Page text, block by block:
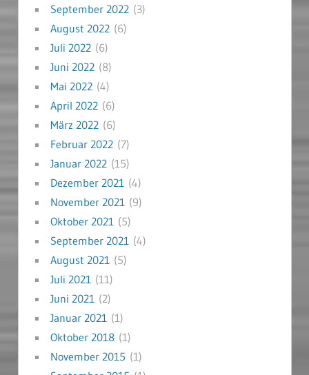
September 2022(3)
August 2022(6)
Juli 2022(6)
Juni 2022(8)
Mai 2022(4)
April 2022(6)
März 2022(6)
Februar 2022(7)
Januar 2022(15)
Dezember 2021(4)
November 2021(9)
Oktober 2021(5)
September 2021(4)
August 2021(5)
Juli 2021(11)
Juni 2021(2)
Januar 2021(1)
Oktober 2018(1)
November 2015 (1)